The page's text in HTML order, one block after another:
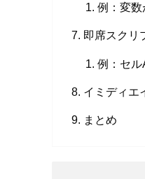
例：変数
即席スクリ
例：セル
イミディエ
まとめ